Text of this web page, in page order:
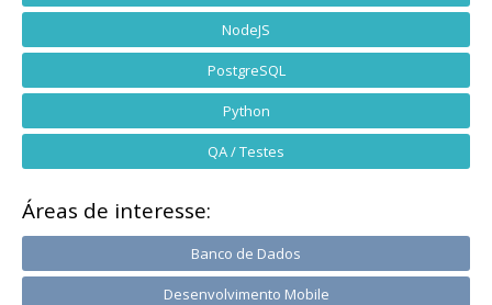
NodeJS
PostgreSQL
Python
QA / Testes
Áreas de interesse:
Banco de Dados
Desenvolvimento Mobile